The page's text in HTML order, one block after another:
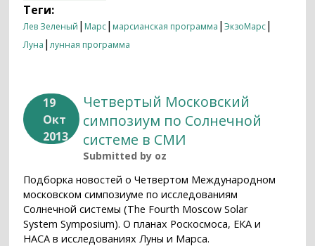
Теги:
Лев Зеленый | Марс| марсианская программа |ЭкзоМарс|
Луна |лунная программа
19
Окт
2013
Четвертый Московский
симпозиум по Солнечной
системе в СМИ
Submitted by oz
Подборка новостей о Четвертом Международном
московском симпозиуме по исследованиям
Солнечной системы (The Fourth Moscow Solar
System Symposium). О планах Роскосмоса, ЕКА и
НАСА в исследованиях Луны и Марса.